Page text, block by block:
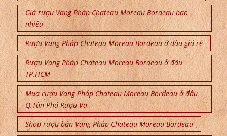
Giá rượu Vang Pháp Chateau Moreau Bordeau bao
nhiêu
Rượu Vang Pháp Chateau Moreau Bordeau ở đâu giá rẻ
Rượu Vang Pháp Chateau Moreau Bordeau ở đâu
TP.HCM
Mua rượu Vang Pháp Chateau Moreau Bordeau ở đâu
Q.Tân Phú Rượu Va
Shop rượu bán Vang Pháp Chateau Moreau Bordeau